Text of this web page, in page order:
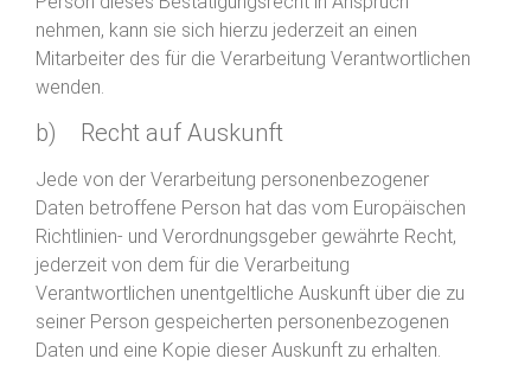
nehmen, kann sie sich hierzu jederzeit an einen
Mitarbeiter des für die Verarbeitung Verantwortlichen
wenden.
b) Recht auf Auskunft
Jede von der Verarbeitung personenbezogener
Daten betroffene Person hat das vom Europäischen
Richtlinien- und Verordnungsgeber gewährte Recht,
jederzeit von dem für die Verarbeitung
Verantwortlichen unentgeltliche Auskunft über die zu
seiner Person gespeicherten personenbezogenen
Daten und eine Kopie dieser Auskunft zu erhalten.